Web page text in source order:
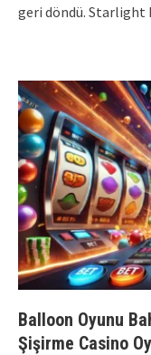
geri döndü. Starlight
Balloon Oyunu
Şişirme Casino